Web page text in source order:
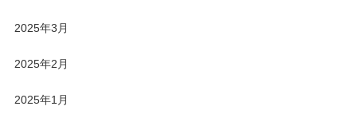
2025年3月
2025年2月
2025年1月